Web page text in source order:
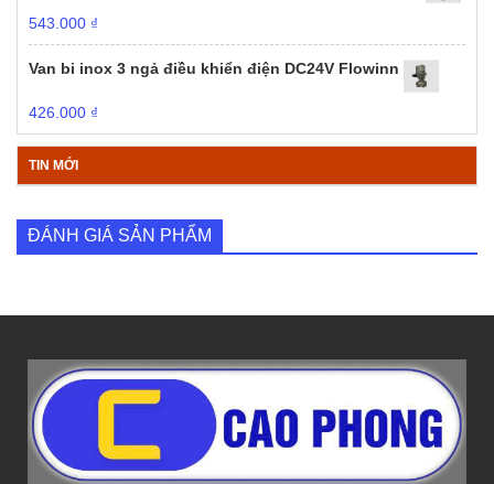
543.000 ₫
Van bi inox 3 ngả điều khiển điện DC24V Flowinn
426.000 ₫
TIN MỚI
ĐÁNH GIÁ SẢN PHẨM